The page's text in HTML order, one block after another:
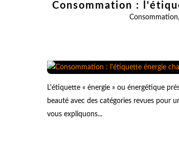
Consommation :
Consommation,
L'étiquette « énergie » ou énergétique
beauté avec des catégories revues pour
vous expliquons...